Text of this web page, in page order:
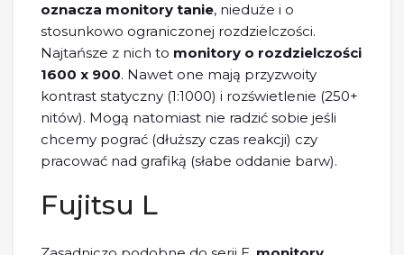
oznacza monitory tanie, nieduże i o
stosunkowo ograniczonej rozdzielczości.
Najtańsze z nich to monitory o rozdzielczości
1600 x 900. Nawet one mają przyzwoity
kontrast statyczny (1:1000) i rozświetlenie (250+
nitów). Mogą natomiast nie radzić sobie jeśli
chcemy pograć (dłuższy czas reakcji) czy
pracować nad grafiką (słabe oddanie barw).
Fujitsu L